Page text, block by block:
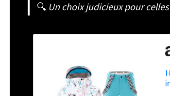
🔍 Un choix judicieux pour